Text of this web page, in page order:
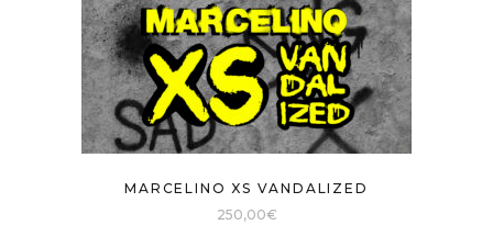
MARCELINO XS VANDALIZED
250,00€